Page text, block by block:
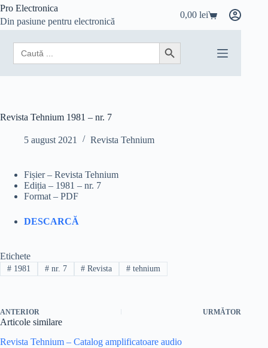
Sari
conținut
Pro Electronica
Din pasiune pentru electronică
Coș
de
cumpărături
0,00lei
Search
for:
Search Button
Revista Tehnium 1981 – nr. 7
5 august 2021 Revista Tehnium
Fișier – Revista Tehnium
Ediția – 1981 – nr. 7
Format – PDF
DESCARCĂ
Etichete
#1981 #nr. 7 # Revista # tehnium
ANTERIOR URMĂTOR
Articole similare
Revista Tehnium – Catalog amplificatoare audio